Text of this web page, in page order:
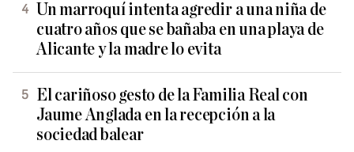
Un marroquí intenta agredir a una niña de
cuatro años que se bañaba en una playa de
Alicante y la madre lo evita
El cariñoso gesto de la Familia Real con
Jaume Anglada en la recepción a la
sociedad balear